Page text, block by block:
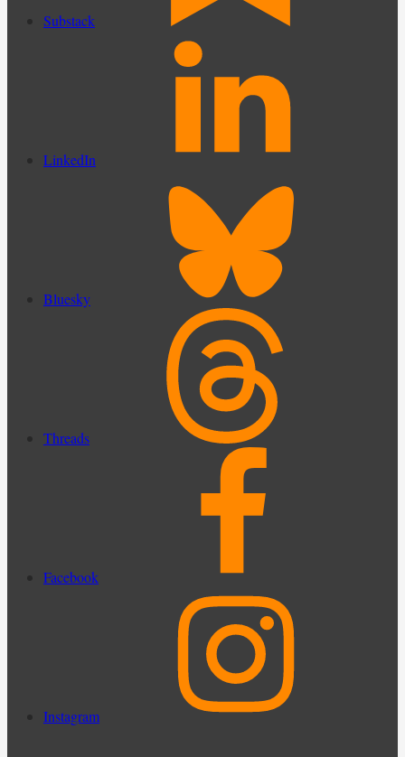
Substack
LinkedIn
Bluesky
Threads
Facebook
Instagram